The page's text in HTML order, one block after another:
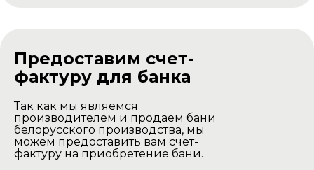
Предоставим счет-
фактуру для банка
Так как мы являемся
производителем и продаем бани
белорусского производства, мы
можем предоставить вам счет-
фактуру на приобретение бани.